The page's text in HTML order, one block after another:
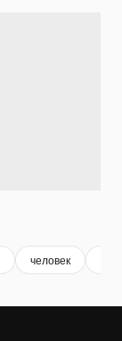
человек